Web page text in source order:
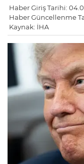
Haber Giriş Tarihi:
Haber Güncellenme
Kaynak: İHA